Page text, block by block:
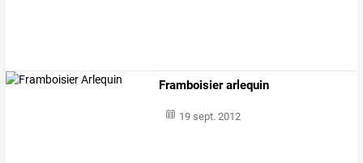
Framboisier arlequin
19 sept. 2012